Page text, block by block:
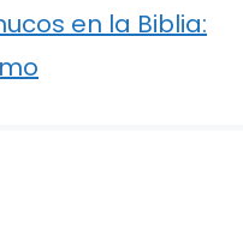
en la Biblia: